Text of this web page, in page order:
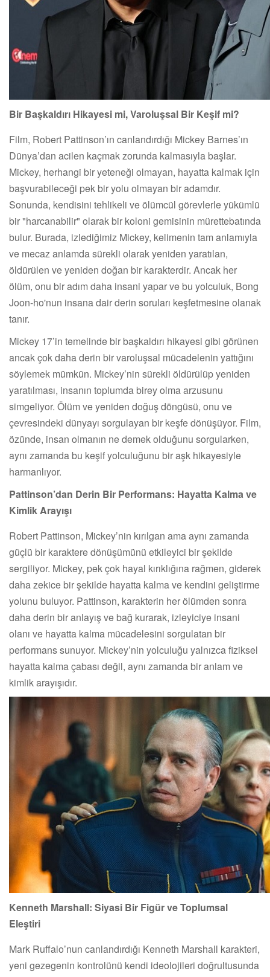
Bir Başkaldırı Hikayesi mi, Varoluşsal Bir Keşif mi?
Film, Robert Pattinson’ın canlandırdığı Mickey Barnes’ın
Dünya’dan acilen kaçmak zorunda kalmasıyla başlar.
Mickey, herhangi bir yeteneği olmayan, hayatta kalmak için
başvurabileceği pek bir yolu olmayan bir adamdır.
Sonunda, kendisini tehlikeli ve ölümcül görevlerle yükümlü
bir "harcanabilir" olarak bir koloni gemisinin mürettebatında
bulur. Burada, izlediğimiz Mickey, kelimenin tam anlamıyla
ve mecaz anlamda sürekli olarak yeniden yaratılan,
öldürülen ve yeniden doğan bir karakterdir. Ancak her
ölüm, onu bir adım daha insani yapar ve bu yolculuk, Bong
Joon-ho'nun insana dair derin soruları keşfetmesine olanak
tanır.
Mickey 17’in temelinde bir başkaldırı hikayesi gibi görünen
ancak çok daha derin bir varoluşsal mücadelenin yattığını
söylemek mümkün. Mickey’nin sürekli öldürülüp yeniden
yaratılması, insanın toplumda birey olma arzusunu
simgeliyor. Ölüm ve yeniden doğuş döngüsü, onu ve
çevresindeki dünyayı sorgulayan bir keşfe dönüşüyor. Film,
özünde, insan olmanın ne demek olduğunu sorgularken,
aynı zamanda bu keşif yolculuğunu bir aşk hikayesiyle
harmanlıyor.
Pattinson’dan Derin Bir Performans: Hayatta Kalma ve
Kimlik Arayışı
Robert Pattinson, Mickey’nin kırılgan ama aynı zamanda
güçlü bir karaktere dönüşümünü etkileyici bir şekilde
sergiliyor. Mickey, pek çok hayal kırıklığına rağmen, giderek
daha zekice bir şekilde hayatta kalma ve kendini geliştirme
yolunu buluyor. Pattinson, karakterin her ölümden sonra
daha derin bir anlayış ve bağ kurarak, izleyiciye insani
olanı ve hayatta kalma mücadelesini sorgulatan bir
performans sunuyor. Mickey’nin yolculuğu yalnızca fiziksel
hayatta kalma çabası değil, aynı zamanda bir anlam ve
kimlik arayışıdır.
Kenneth Marshall: Siyasi Bir Figür ve Toplumsal
Eleştiri
Mark Ruffalo’nun canlandırdığı Kenneth Marshall karakteri,
yeni gezegenin kontrolünü kendi ideolojileri doğrultusunda